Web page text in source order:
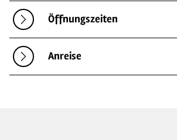
Öffnungszeiten
Anreise